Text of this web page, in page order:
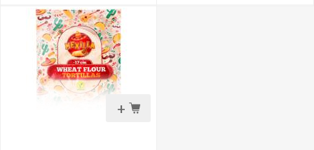
+